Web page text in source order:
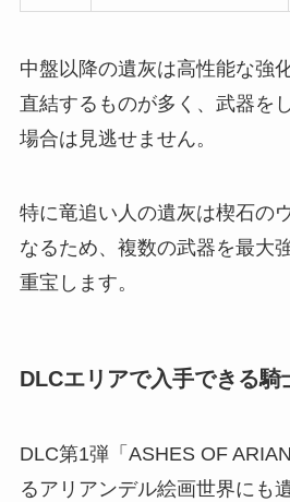
中盤以降の遺灰は高性能な強
直結するものが多く、武器を
場合は見逃せません。
特に竜追い人の遺灰は楔石の
なるため、複数の武器を最大
重宝します。
DLCエリアで入手できる騎
DLC第1弾「ASHES OF
るアリアンデル絵画世界にも